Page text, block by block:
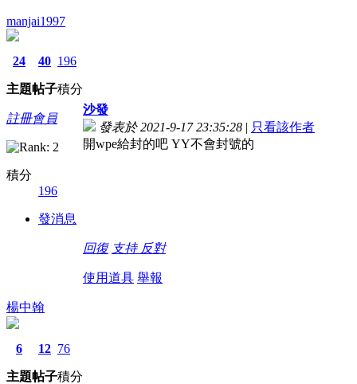
manjai1997
24
主題
40
帖子
196
積分
註冊會員
積分
196
發消息
沙發
發表於 2021-9-17 23:35:28 | 只看該作者
開wpe給封的吧 YY不會封號的
回復 支持 反對
使用道具 舉報
楊中翰
6
主題
12
帖子
76
積分